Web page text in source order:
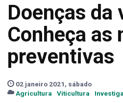
Doenças da
Conheça as
preventivas
02 janeiro 2021, sábado
Agricultura
Viticultura